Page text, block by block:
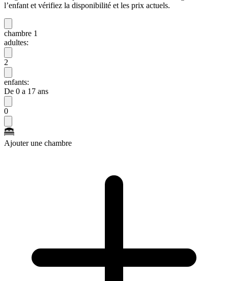
l’enfant et vérifiez la disponibilité et les prix actuels.
chambre 1
adultes:
2
enfants:
De 0 a 17 ans
0
Ajouter une chambre